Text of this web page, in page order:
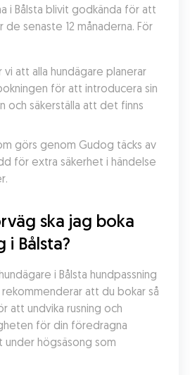
i Bålsta blivit godkända för att
senaste 12 månaderna. För
vi att alla hundägare planerar
för att introducera sin
och säkerställa att det finns
görs genom Gudog täcks av
för extra säkerhet i händelse
ska jag boka
i Bålsta?
i Bålsta hundpassning
rekommenderar att du bokar så
att undvika rusning och
för din föredragna
under högsäsong som